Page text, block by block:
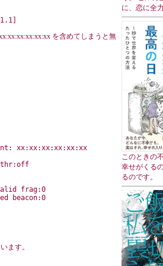
を含めてしまうと無
xx:xx:xx:xx:xx:xx
frag:0
beacon:0
ます。
に、恋に全
このときの
幸せがくる
るのです。